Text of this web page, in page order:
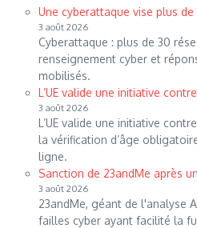
Une cyberattaque vise plus de
3 août 2026
Cyberattaque : plus de 30
renseignement cyber et
mobilisés.
L’UE valide une initiative
3 août 2026
L’UE valide une initiative
la vérification d’âge
ligne.
Sanction de 23andMe après
3 août 2026
23andMe, géant de l'analyse
failles cyber ayant facilité la